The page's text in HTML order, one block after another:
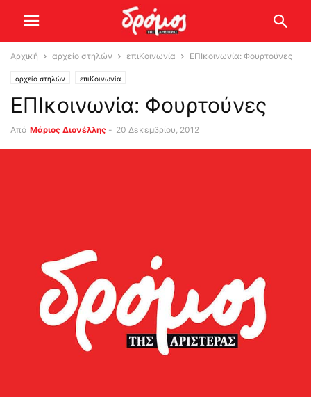
Αρχική αρχείο στηλών επιΚοινωνία ΕΠΙκοινωνία: Φουρτούνες
αρχείο στηλών επιΚοινωνία
ΕΠΙκοινωνία: Φουρτούνες
Από Μάριος Διονέλλης - 20 Δεκεμβρίου, 2012